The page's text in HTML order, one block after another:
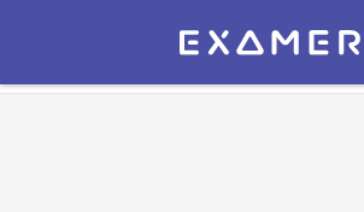
Экзамер — ЕГЭ 2027